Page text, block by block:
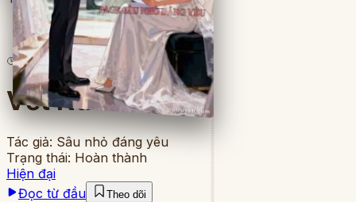
6lượt đọc chương
Vết Nứt Ba Năm
Tác giả: Sâu nhỏ đáng yêu
Trạng thái: Hoàn thành
Hiện đại
Đọc từ đầu
Theo dõi